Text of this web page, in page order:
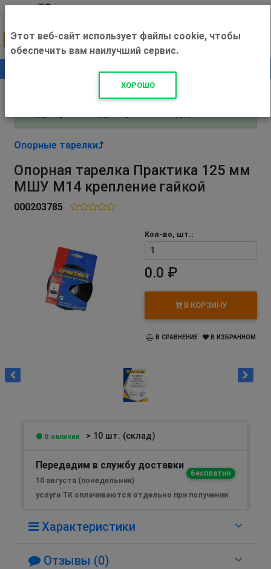
+500 ₽
Внимание! С 3 августа магазин работает по
Опорные тарелки
Опорная тарелка Практика 125 мм
МШУ М14 крепление гайкой
000203785
Кол-во, шт.:
0.0 ₽
В КОРЗИНУ
В СРАВНЕНИЕ В ИЗБРАННОМ
В наличии > 10 шт. (склад)
Передадим в службу доставки
бесплатно
10 августа (понедельник)
услуги ТК оплачиваются отдельно при получении
Характеристики
Отзывы (0)
Этот веб-сайт использует файлы cookie, чтобы
обеспечить вам наилучший сервис.
ХОРОШО